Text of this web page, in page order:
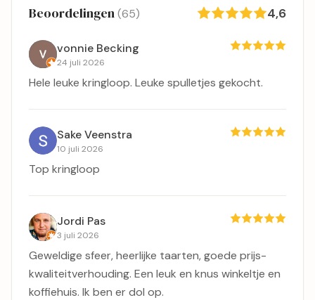
Beoordelingen(65) 4,6
vonnie Becking
24 juli 2026
Hele leuke kringloop. Leuke spulletjes gekocht.
Sake Veenstra
10 juli 2026
Top kringloop
Jordi Pas
3 juli 2026
Geweldige sfeer, heerlijke taarten, goede prijs-
kwaliteitverhouding. Een leuk en knus winkeltje en
koffiehuis. Ik ben er dol op.